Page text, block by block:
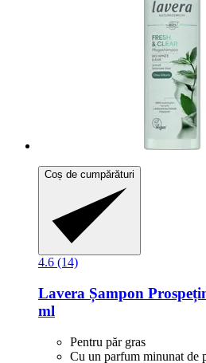
Coș de cumpărături
4.6 (14)
Lavera Șampon
ml
Pentru păr gras
Cu un parfum minunat de